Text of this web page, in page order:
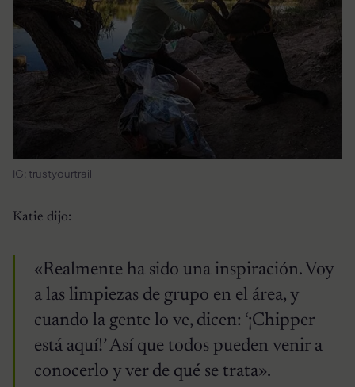
IG: trustyourtrail
Katie dijo:
«Realmente ha sido una inspiración. Voy
a las limpiezas de grupo en el área, y
cuando la gente lo ve, dicen: ‘¡Chipper
está aquí!’ Así que todos pueden venir a
conocerlo y ver de qué se trata».